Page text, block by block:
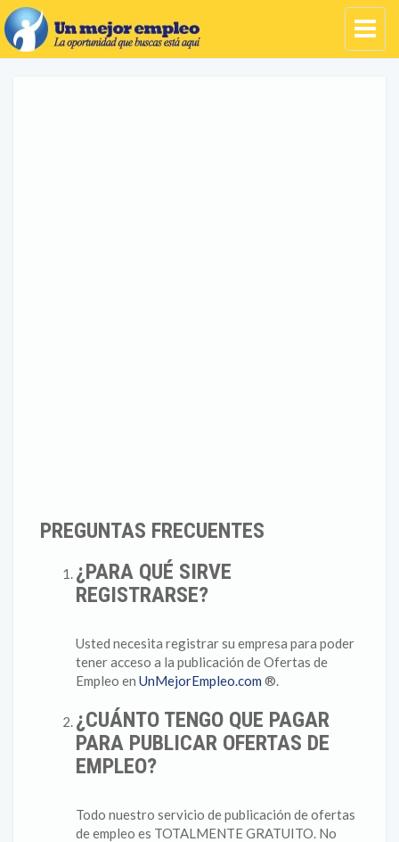
PREGUNTAS FRECUENTES
¿PARA QUÉ SIRVE
REGISTRARSE?
Usted necesita registrar su empresa para poder
tener acceso a la publicación de Ofertas de
Empleo en UnMejorEmpleo.com ®.
¿CUÁNTO TENGO QUE PAGAR
PARA PUBLICAR OFERTAS DE
EMPLEO?
Todo nuestro servicio de publicación de ofertas
de empleo es TOTALMENTE GRATUITO. No